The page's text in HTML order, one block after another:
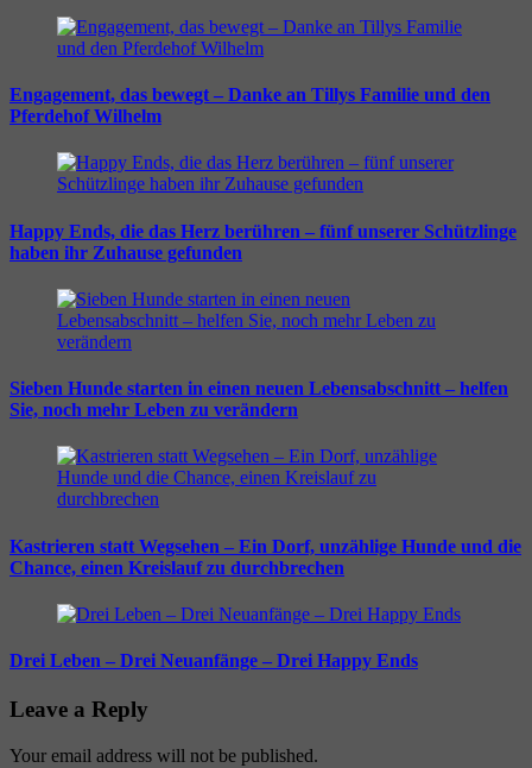
Engagement, das bewegt – Danke an Tillys Familie und den
Pferdehof Wilhelm
Happy Ends, die das Herz berühren – fünf unserer Schützlinge
haben ihr Zuhause gefunden
Sieben Hunde starten in einen neuen Lebensabschnitt – helfen
Sie, noch mehr Leben zu verändern
Kastrieren statt Wegsehen – Ein Dorf, unzählige Hunde und die
Chance, einen Kreislauf zu durchbrechen
Drei Leben – Drei Neuanfänge – Drei Happy Ends
Leave a Reply
Your email address will not be published.